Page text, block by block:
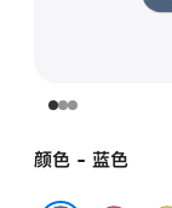
颜色 - 蓝色